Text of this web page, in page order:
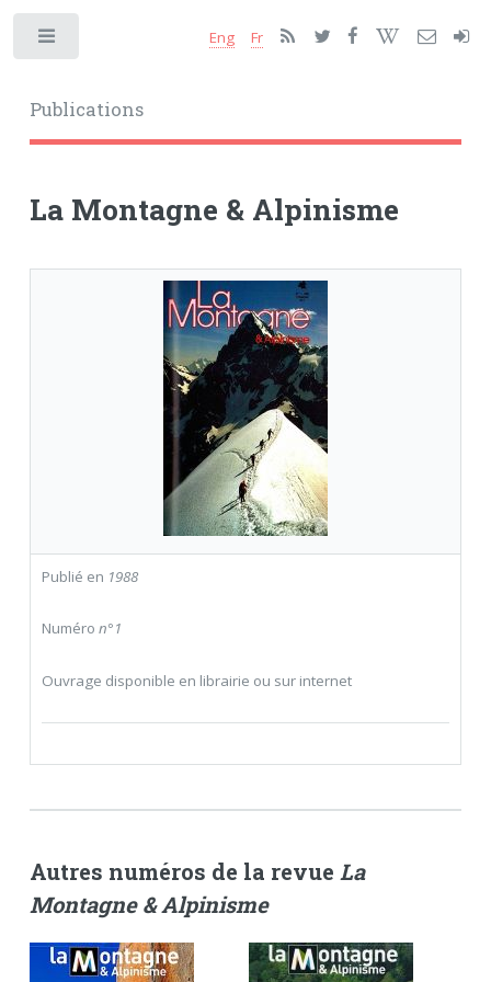
Publications
Eng Fr
La Montagne & Alpinisme
Publié en 1988
Numéro n°1
Ouvrage disponible en librairie ou sur internet
Autres numéros de la revue La
Montagne & Alpinisme